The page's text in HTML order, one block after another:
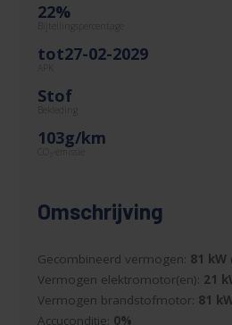
22%
Bijtellingspercentage
tot27-02-2029
Stof
Bekleding
103g/km
Omschrijving
Gecombineerd vermogen: 81 kW
Vermogen elektromotor(en): 21
Vermogen brandstofmotor: 81
Accuconditie: 0%